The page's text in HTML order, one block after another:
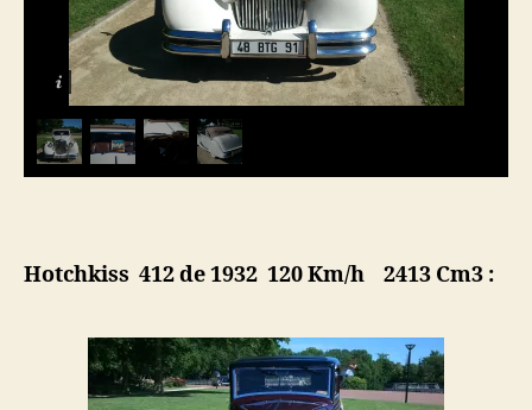
Hotchkiss 412 de 1932 120 Km/h 2413 Cm3 :